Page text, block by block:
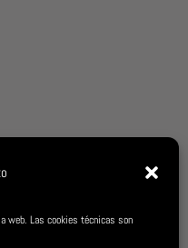
web. Las cookies técnicas son